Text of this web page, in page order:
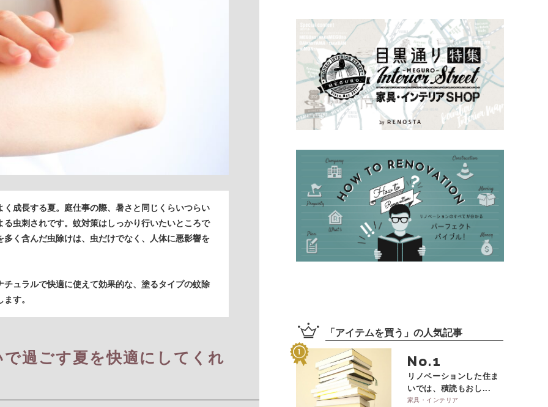
く成長する夏。庭仕事の際、暑さと同じくらいつらい
る虫刺されです。蚊対策はしっかり行いたいところで
多く含んだ虫除けは、虫だけでなく、人体に悪影響を
チュラルで快適に使えて効果的な、塗るタイプの蚊除
す。
過ごす夏を快適にしてくれ
「 アイテムを買う 」の人気記事
No.
リノベーションした住ま
いでは、積読もおし...
家具・インテリア